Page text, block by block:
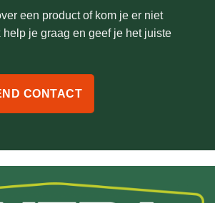
een product of kom je er niet
help je graag en geef je het juiste
CONTACT